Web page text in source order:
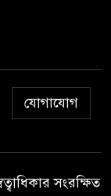
করে স্বপ্নপূরণ
নির্বাচন,
যোগাযোগ
সংরক্ষিত